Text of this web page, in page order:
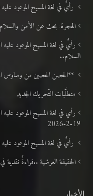
رأيٌ في لغة المسيح الموعود عليه
الهجرة: بحث عن الأمن
السلام..
**الحصن الحصين من وساوس
متطلَّبات التّحريك الجديد
19-2-2026
رأيٌ في لغة المسيح الموعود عليه السلام ..1 في محنة
الحقيقة العرشية ..قراءةٌ نقدية
الأخبار